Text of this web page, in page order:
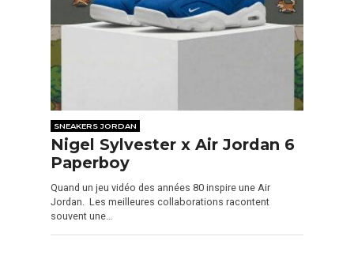
SNEAKERS JORDAN
Nigel Sylvester x Air Jordan 6
Paperboy
Quand un jeu vidéo des années 80 inspire une Air
Jordan. Les meilleures collaborations racontent
souvent une…